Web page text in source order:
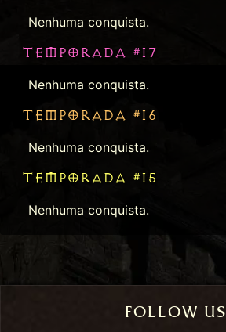
Nenhuma conquista.
TEMPORADA #17
Nenhuma conquista.
TEMPORADA #16
Nenhuma conquista.
TEMPORADA #15
Nenhuma conquista.
FOLLOW US